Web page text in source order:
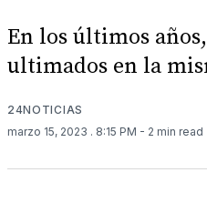
En los últimos
ultimados en la
24NOTICIAS
marzo 15, 2023 . 8:15 PM - 2 min read